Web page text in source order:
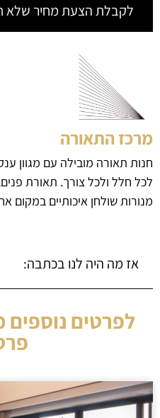
לקבלת הצעת מחיר שלא
מרכז התאורה
חנות תאורה מובילה עם מגוון
לכל חלל ולכל צורך. תאורת
מנורות שולחן איכותיים במקום
אז מה היה לנו בכתבה:
לפרטים נוספים